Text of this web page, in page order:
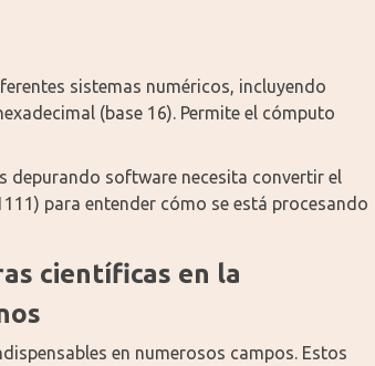
sistemas numéricos, incluyendo
(base 16). Permite el cómputo
depurando software necesita convertir el
para entender cómo se está procesando
científicas en la
en numerosos campos. Estos